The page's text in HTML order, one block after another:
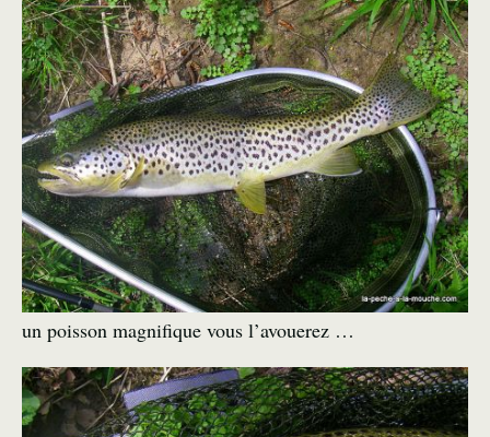
un poisson magnifique vous l’avouerez …